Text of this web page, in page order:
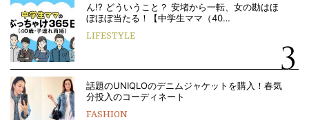
ん!? どういうこと？ 安堵から一転、女の勘はほ
ぼほぼ当たる！【中学生ママ（40…
LIFESTYLE
話題のUNIQLOのデニムジャケットを購入！春気
分投入のコーディネート
FASHION